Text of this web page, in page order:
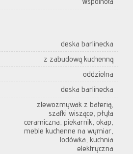
deska barlinecka
z zabudową kuchenną
oddzielna
deska barlinecka
zlewozmywak z baterią,
szafki wiszące, płyta
ceramiczna, piekarnik, okap,
meble kuchenne na wymiar,
lodówka, kuchnia
elektryczna